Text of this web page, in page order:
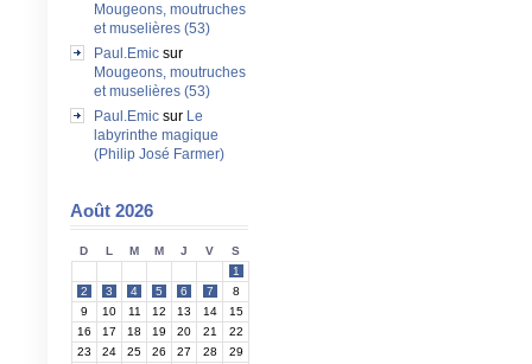
Mougeons, moutruches
et muselières (53)
Paul.Emic sur
Mougeons, moutruches
et muselières (53)
Paul.Emic sur Le
labyrinthe magique
(Philip José Farmer)
Août 2026
D L M M J V
S
1
2
3 4 5 6 7
8
9
10 11 12 13 14
15
16
17 18 19 20 21
22
23
24 25 26 27 28
29